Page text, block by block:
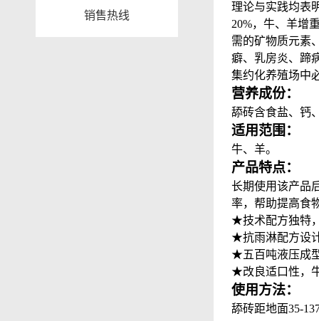
销售热线
理论与实践均表
20%，牛、羊增
需的矿物质元素
癖、乳房炎、蹄
集约化养殖场中
营养成份：
舔砖含食盐、钙
适用范围：
牛、羊。
产品特点：
长期使用该产品
率，帮助提高食
★技术配方独特
★抗雨淋配方设
★五百吨液压成
★改良适口性，
使用方法：
舔砖距地面35-